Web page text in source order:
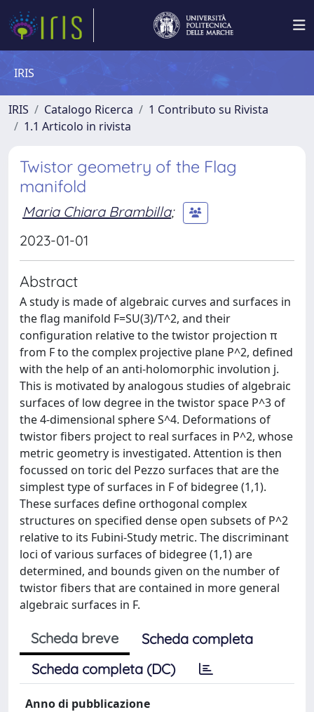
IRIS
IRIS Catalogo Ricerca
1 Contributo su Rivista
1.1 Articolo in rivista
Twistor geometry of the Flag
manifold
Maria Chiara Brambilla;
2023-01-01
Abstract
A study is made of algebraic curves and surfaces in
the flag manifold F=SU(3)/T^2, and their
configuration relative to the twistor projection π
from F to the complex projective plane P^2, defined
with the help of an anti-holomorphic involution j.
This is motivated by analogous studies of algebraic
surfaces of low degree in the twistor space P^3 of
the 4-dimensional sphere S^4. Deformations of
twistor fibers project to real surfaces in P^2, whose
metric geometry is investigated. Attention is then
focussed on toric del Pezzo surfaces that are the
simplest type of surfaces in F of bidegree (1,1).
These surfaces define orthogonal complex
structures on specified dense open subsets of P^2
relative to its Fubini-Study metric. The discriminant
loci of various surfaces of bidegree (1,1) are
determined, and bounds given on the number of
twistor fibers that are contained in more general
algebraic surfaces in F.
Scheda breve
Scheda completa
Scheda completa (DC)
Anno di pubblicazione